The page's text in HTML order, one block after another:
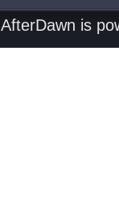
AfterDawn is